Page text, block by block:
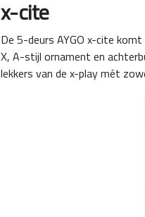
x-cite
De 5-deurs AYGO x-cite
X, A-stijl ornament en
lekkers van de x-play mét